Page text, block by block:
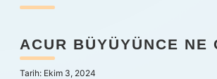
Yasal Uyarı
Hakkımızda
ACUR BÜYÜYÜNCE NE
Tarih: Ekim 3, 2024